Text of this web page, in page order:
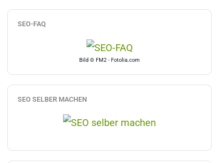
SEO-FAQ
Bild © FM2 - Fotolia.com
SEO SELBER MACHEN